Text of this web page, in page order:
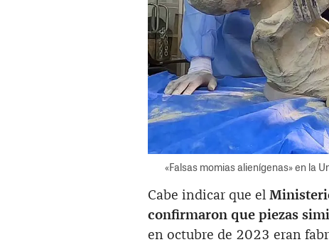
«Falsas momias alienígenas» en la
Cabe indicar que el
confirmaron que piezas
en octubre de 2023 eran